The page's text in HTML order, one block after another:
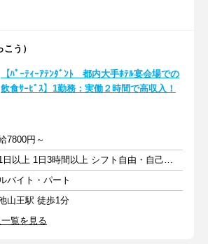
う）
【ﾊﾟｰﾃｨｰｱﾃﾝﾀﾞﾝﾄ 都内大手ﾎﾃﾙ宴会場での
飲食ｻｰﾋﾞｽ】1勤務：実働２時間で高収入！
7800円～
週1日以上 1日3時間以上 シフト自由・自己申告
バイト・パート
山王駅 徒歩1分
覧を見る